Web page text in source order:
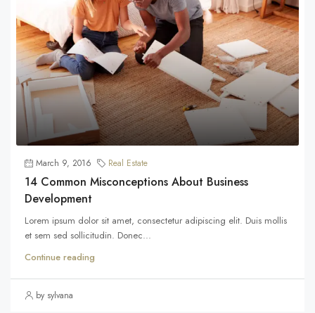
March 9, 2016 Real Estate
14 Common Misconceptions About Business
Development
Lorem ipsum dolor sit amet, consectetur adipiscing elit. Duis mollis
et sem sed sollicitudin. Donec...
Continue reading
by sylvana